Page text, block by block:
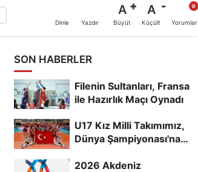
Dinle Yazdır
A
Büyüt
A
Küçült Yorumlar
SON HABERLER
Filenin Sultanları, Fransa
ile Hazırlık Maçı Oynadı
U17 Kız Milli Takımımız,
Dünya Şampiyonası'na
2026 Akdeniz